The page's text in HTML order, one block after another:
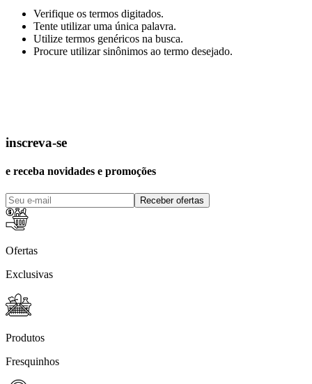
Verifique os termos digitados.
Tente utilizar uma única palavra.
Utilize termos genéricos na busca.
Procure utilizar sinônimos ao termo desejado.
inscreva-se
e receba novidades e promoções
Receber ofertas
Ofertas
Exclusivas
Produtos
Fresquinhos